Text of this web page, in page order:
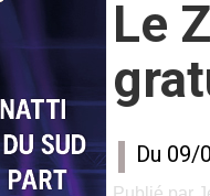
Le
Du 09/